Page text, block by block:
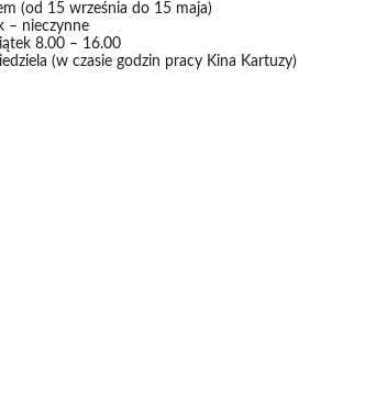
(od 15 września do 15 maja)
– nieczynne
8.00 – 16.00
(w czasie godzin pracy Kina Kartuzy)